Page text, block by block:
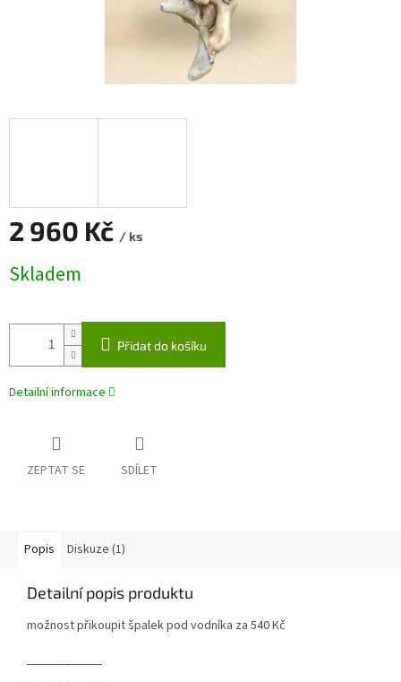
2 960 Kč / ks
cena:
Skladem
Přidat do košíku
Detailní informace
ZEPTAT SE SDÍLET
Popis Diskuze (1)
Detailní popis produktu
možnost přikoupit špalek pod vodníka za 540 Kč
____________